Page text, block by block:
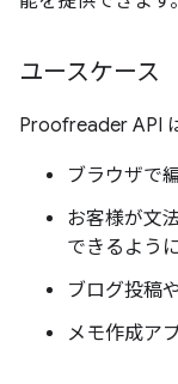
ユースケース
Proofreader API
ブラウザで
お客様が文
できるよう
ブログ投稿
メモ作成ア